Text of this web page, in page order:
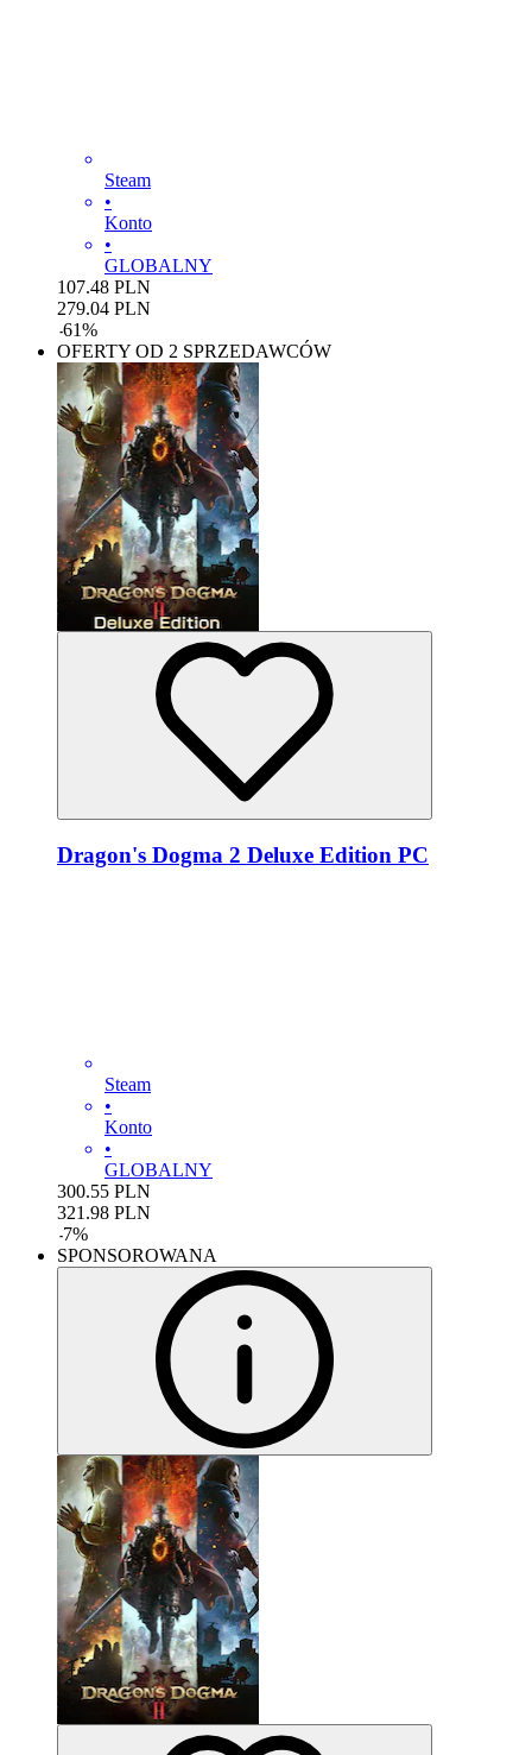
Steam
•
Konto
•
GLOBALNY
107.48 PLN
279.04 PLN
-61%
OFERTY OD 2 SPRZEDAWCÓW
Dragon's Dogma 2 Deluxe Edition PC
Steam
•
Konto
•
GLOBALNY
300.55 PLN
321.98 PLN
-7%
SPONSOROWANA